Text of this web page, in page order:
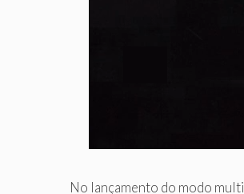
No lançamento do modo